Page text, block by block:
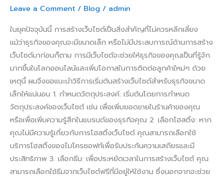
Leave a Comment / Blog / admin
ในยุคปัจจุบันนี้ การสร้างเว็บไซต์เป็นสิ่งสำคัญที่ไม่ควรหลีกเลี่ยง
แม้ว่าธุรกิจของคุณจะมีขนาดเล็ก หรือไม่มีประสบการณ์ด้านการสร้าง
เว็บไซต์มาก่อนก็ตาม การมีเว็บไซต์จะช่วยให้ธุรกิจของคุณเป็นที่รู้จัก
มากขึ้นในโลกออนไลน์และเพิ่มโอกาสในการติดต่อลูกค้าใหม่ๆ ด้วย
เหตุนี้ ผมจึงขอแนะนำวิธีการเริ่มต้นสร้างเว็บไซต์สำหรับธุรกิจขนาด
เล็กให้แน่นอน 1. กำหนดวัตถุประสงค์: เริ่มต้นโดยการกำหนด
วัตถุประสงค์ของเว็บไซต์ เช่น เพื่อเพิ่มยอดขายในร้านค้าของคุณ
หรือเพื่อเพิ่มความรู้สึกในแบรนด์ของธุรกิจคุณ 2. เลือกโฮสติ้ง: หาก
คุณไม่มีความรู้เกี่ยวกับการโฮสติ้งเว็บไซต์ คุณสามารถเลือกใช้
บริการโฮสติ้งของไมโครซอฟท์เพื่อรับประกันความเสถียรและมี
ประสิทธิภาพ 3. เลือกธีม: เพื่อประหยัดเวลาในการสร้างเว็บไซต์ คุณ
สามารถเลือกใช้ธีมจากเว็บไซต์ฟรีที่มีอยู่ให้ใช้งาน ซึ่งนอกจากจะช่วย